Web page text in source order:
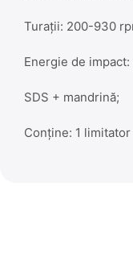
Turaţii: 200-930
Energie de impact:
SDS + mandrină;
Conţine: 1